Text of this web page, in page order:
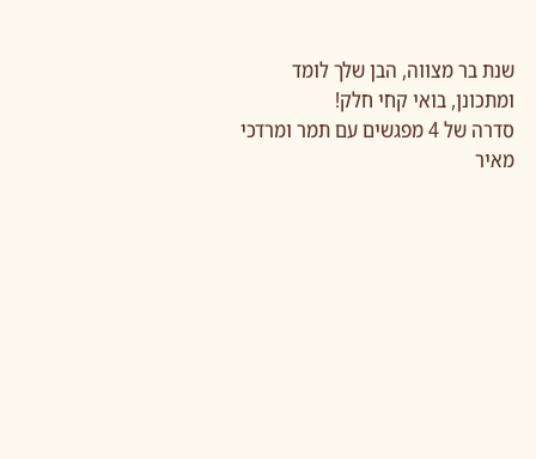
שנת בר מצווה, הבן שלך לומד
ומתכונן, בואי קחי חלק!
סדרה של 4 מפגשים עם תמר ומרדכי
מאיר